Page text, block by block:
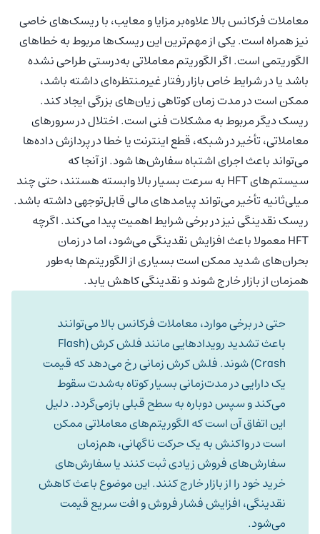
معاملات فرکانس بالا علاوه‌بر مزایا و معایب، با ریسک‌های خاصی
نیز همراه است. یکی از مهم‌ترین این ریسک‌ها مربوط به خطاهای
الگوریتمی است. اگر الگوریتم معاملاتی به‌درستی طراحی نشده
باشد یا در شرایط خاص بازار رفتار غیرمنتظره‌ای داشته باشد،
ممکن است در مدت زمان کوتاهی زیان‌های بزرگی ایجاد کند.
ریسک دیگر مربوط به مشکلات فنی است. اختلال در سرورهای
معاملاتی، تأخیر در شبکه، قطع اینترنت یا خطا در پردازش داده‌ها
می‌تواند باعث اجرای اشتباه سفارش‌ها شود. از آنجا که
سیستم‌های HFT به سرعت بسیار بالا وابسته هستند، حتی چند
میلی‌ثانیه تأخیر می‌تواند پیامدهای مالی قابل‌توجهی داشته باشد.
ریسک نقدینگی نیز در برخی شرایط اهمیت پیدا می‌کند. اگرچه
HFT معمولا باعث افزایش نقدینگی می‌شود، اما در زمان
بحران‌های شدید ممکن است بسیاری از الگوریتم‌ها به‌طور
همزمان از بازار خارج شوند و نقدینگی کاهش یابد.
حتی در برخی موارد، معاملات فرکانس بالا می‌توانند
باعث تشدید رویدادهایی مانند فلش کرش (Flash
Crash) شوند. فلش کرش زمانی رخ می‌دهد که قیمت
یک دارایی در مدت‌زمانی بسیار کوتاه به‌شدت سقوط
می‌کند و سپس دوباره به سطح قبلی بازمی‌گردد. دلیل
این اتفاق آن است که الگوریتم‌های معاملاتی ممکن
است در واکنش به یک حرکت ناگهانی، هم‌زمان
سفارش‌های فروش زیادی ثبت کنند یا سفارش‌های
خرید خود را از بازار خارج کنند. این موضوع باعث کاهش
نقدینگی، افزایش فشار فروش و افت سریع قیمت
می‌شود.